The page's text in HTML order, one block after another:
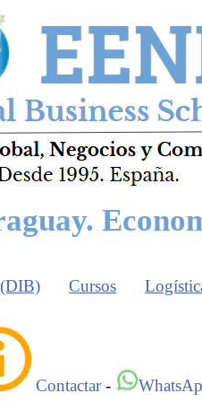
Cursos
Contactar-